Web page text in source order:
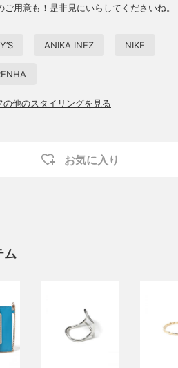
ご用意も！是非見にいらしてくださいね。
ANIKA INEZ NIKE
の他のスタイリングを見る
お気に入り
ム